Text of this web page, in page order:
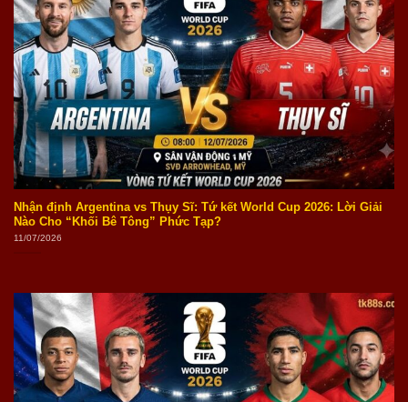
Nhận định Argentina vs Thụy Sĩ: Tứ kết World Cup 2026: Lời Giải
Nào Cho “Khối Bê Tông” Phức Tạp?
11/07/2026